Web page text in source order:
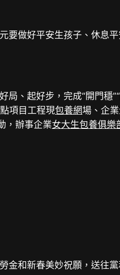
做好平安生孩子、休息
、起好步，完成“開門穩
點項目工程現包養網場、企
，辦事企業女大生包養俱樂
金和新春美妙祝願，送往